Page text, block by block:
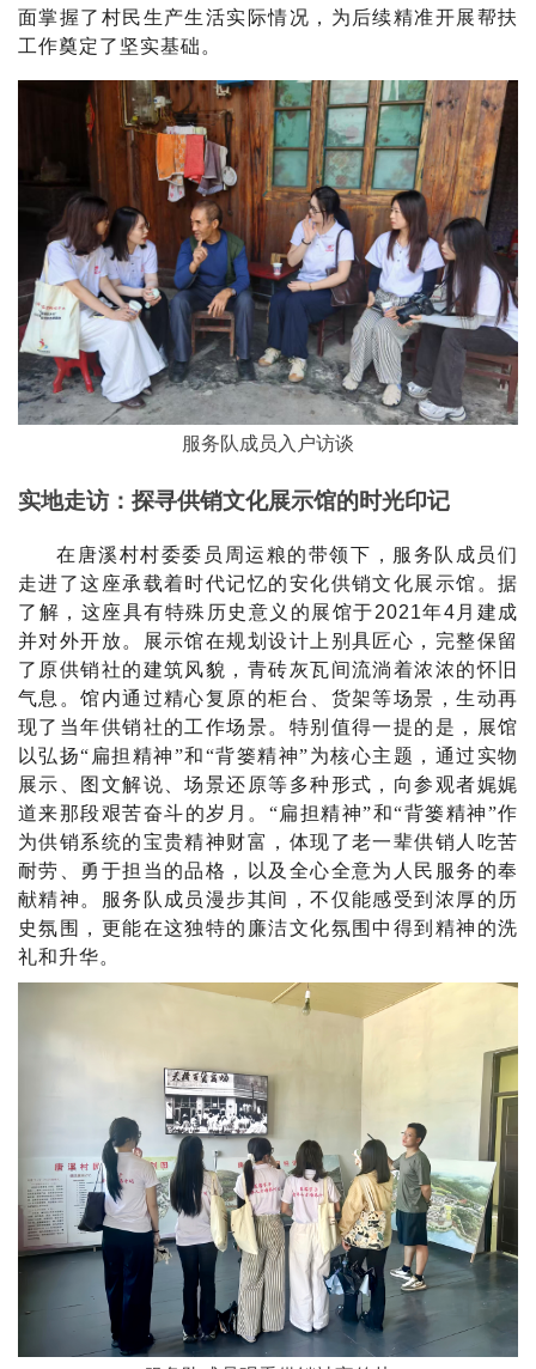
面掌握了村民生产生活实际情况，为后续精准开展帮扶
工作奠定了坚实基础。
服务队成员入户访谈
实地走访：探寻供销文化展示馆的时光印记
在唐溪村村委委员周运粮的带领下，服务队成员们
走进了这座承载着时代记忆的安化供销文化展示馆。据
了解，这座具有特殊历史意义的展馆于2021年4 月建成
并对外开放。展示馆在规划设计上别具匠心，完整保留
了原供销社的建筑风貌，青砖灰瓦间流淌着浓浓的怀旧
气息。馆内通过精心复原的柜台、货架等场景，生动再
现了当年供销社的工作场景。特别值得一提的是，展馆
以弘扬“ 扁担精神”和“背篓精神”为核心主题，通过实物
展示、图文解说、场景还原等多种形式，向参观者娓娓
道来那段艰苦奋斗的岁月。 “扁担精神”和“背篓精神”作
为供销系统的宝贵精神财富，体现了老一辈供销人吃苦
耐劳、勇于担当的品格，以及全心全意为人民服务的奉
献精神。
服务队成员漫步其间，不仅能感受到浓厚的历
史氛围，更能在这独特的廉洁文化氛围中得到精神的洗
礼和升华。